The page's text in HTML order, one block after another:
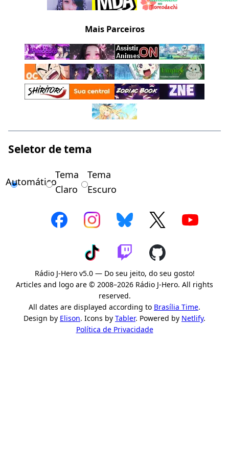
Mais Parceiros
Seletor de tema
Automático
Tema
Claro
Tema
Escuro
Rádio J-Hero v5.0 — Do seu jeito, do seu gosto!
Articles and logo are © 2008–2026 Rádio J-Hero. All rights
reserved.
All dates are displayed according to Brasília Time.
Design by Elison. Icons by Tabler. Powered by Netlify.
Política de Privacidade